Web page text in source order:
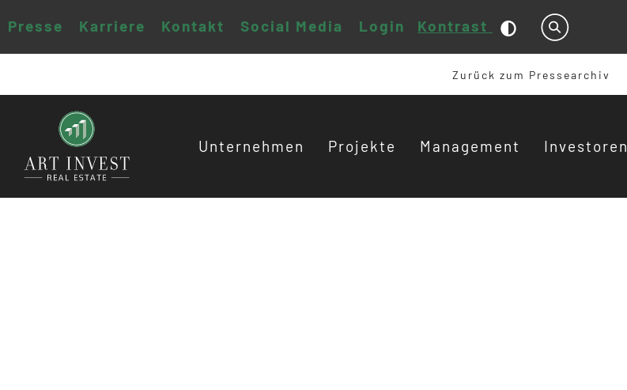
Presse Karriere Kontakt Social Media Login Kontrast Suche
Zurück zum Pressearchiv
Unternehmen Projekte Management Investoren